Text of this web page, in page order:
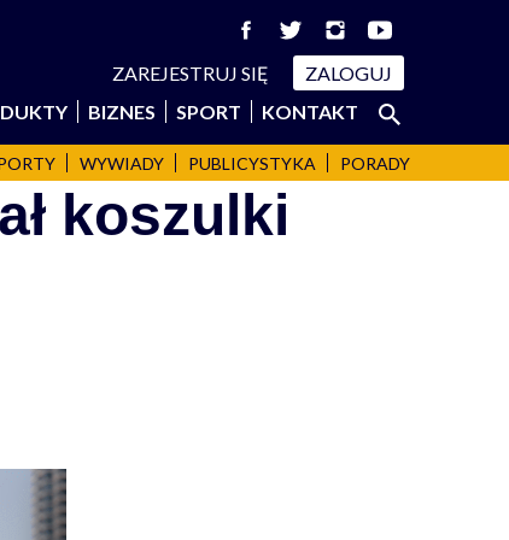
ZAREJESTRUJ SIĘ
ZALOGUJ
BIZNES SPORT KONTAKT Szukaj:
SZUKAJ
WYWIADY PUBLICYSTYKA PORADY
koszulki